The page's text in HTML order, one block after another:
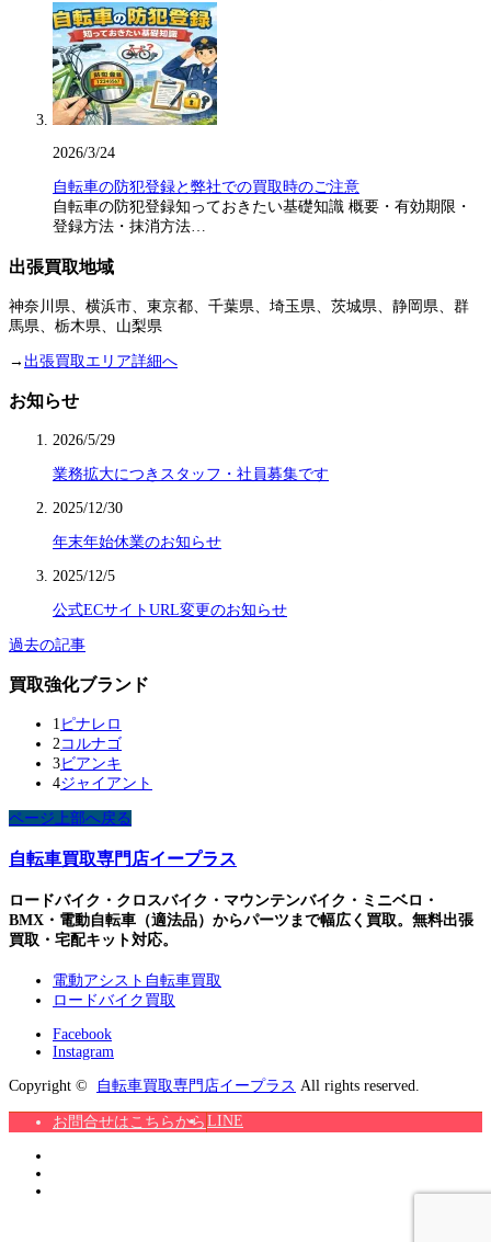
2026/3/24
自転車の防犯登録と弊社での買取時のご注意
自転車の防犯登録知っておきたい基礎知識 概要・有効期限・
登録方法・抹消方法…
出張買取地域
神奈川県、横浜市、東京都、千葉県、埼玉県、茨城県、静岡県、群
馬県、栃木県、山梨県
→ 出張買取エリア詳細へ
お知らせ
2026/5/29
業務拡大につきスタッフ・社員募集です
2025/12/30
年末年始休業のお知らせ
2025/12/5
公式ECサイトURL変更のお知らせ
過去の記事
買取強化ブランド
1 ピナレロ
2コルナゴ
3ビアンキ
4ジャイアント
ページ上部へ戻る
自転車買取専門店イープラス
ロードバイク・クロスバイク・マウンテンバイク・ミニベロ・
BMX・電動自転車（適法品）からパーツまで幅広く買取。無料出張
買取・宅配キット対応。
電動アシスト自転車買取
ロードバイク買取
Facebook
Instagram
Copyright © 自転車買取専門店イープラス All rights reserved.
お問合せはこちらから LINE